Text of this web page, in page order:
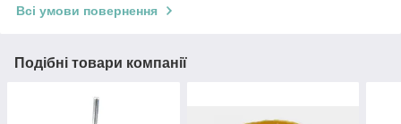
Всі умови повернення
Подібні товари компанії